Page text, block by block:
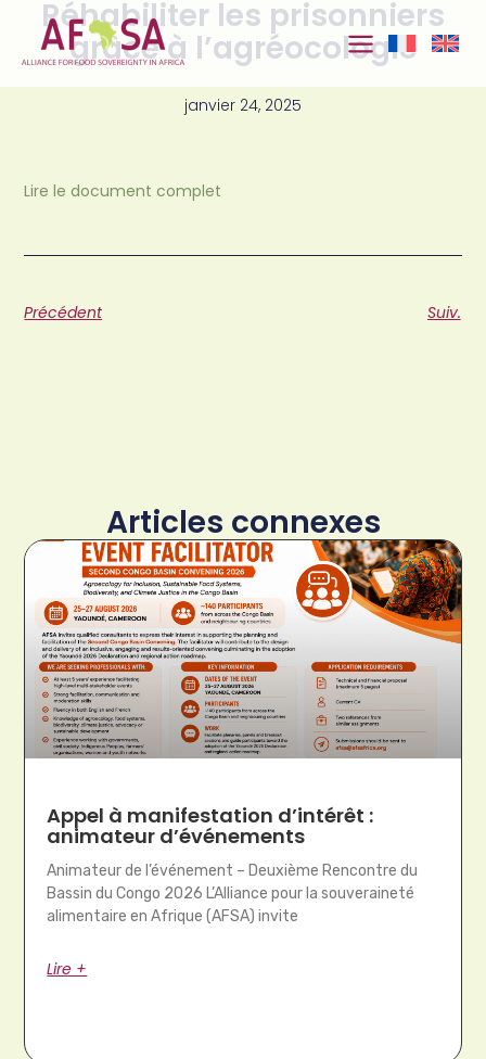
Aller au
contenuRéhabiliter les prisonniers
grâce à l’agréocologie
janvier 24, 2025
Lire le document complet
Précédent Suiv.
Articles connexes
Appel à manifestation d’intérêt :
animateur d’événements
Animateur de l’événement – Deuxième Rencontre du
Bassin du Congo 2026 L’Alliance pour la souveraineté
alimentaire en Afrique (AFSA) invite
Lire +